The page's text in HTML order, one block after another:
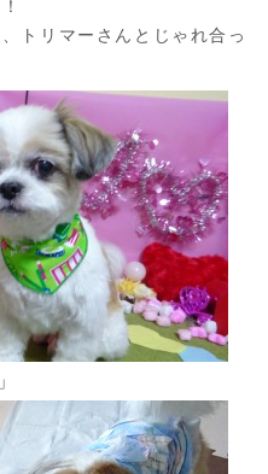
トリマーさんとじゃれ合っ